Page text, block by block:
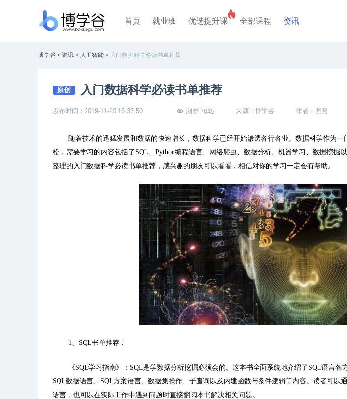
首页 就业班 优选提升课 全部课程 资讯
博学谷 > 资讯 > 人工智能 > 入门数据科学必读书单推荐
原创 入门数据科学必读书单推荐
发布时间：2019-11-20 16:37:50 浏览 7045 来源：博学谷 作者：照照
随着技术的迅猛发展和数据的快速增长，数据科学已经开始渗透各行各业。数据科学作为
松，需要学习的内容包括了SQL、Python编程语言、网络爬虫、数据分析、机器学习、数据挖掘
整理的入门数据科学必读书单推荐，感兴趣的朋友可以看看，相信对你的学习一定会有帮助。
1、SQL书单推荐：
《SQL学习指南》： SQL是学数据分析挖掘必须会的。这本书全面系统地介绍了SQL语言各
SQL数据语言、SQL方案语言、数据集操作、子查询以及内建函数与条件逻辑等内容。读者可以
语言，也可以在实际工作中遇到问题时直接翻阅本书解决相关问题。